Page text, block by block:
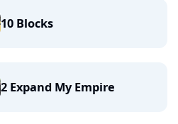
10 Blocks
2 Expand My Empire